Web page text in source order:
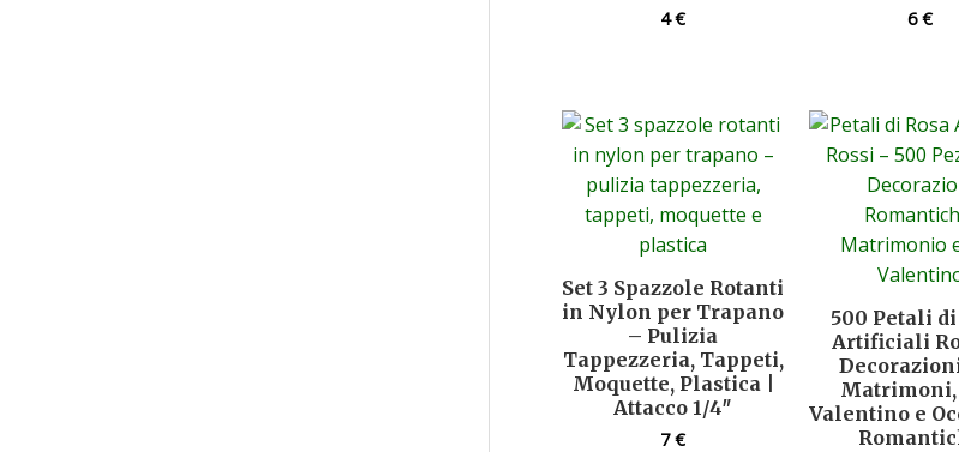
4€ 6€
Set 3 Spazzole Rotanti
in Nylon per Trapano
– Pulizia
Tappezzeria, Tappeti,
Moquette, Plastica |
Attacco 1/4″
7€
500 Petali di
Artificiali
Matrimoni,
Valentino e